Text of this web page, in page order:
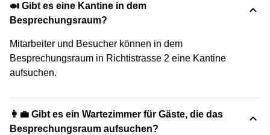
🍛 Gibt es eine Kantine in dem
Besprechungsraum?
Mitarbeiter und Besucher können in dem
Besprechungsraum in Richtistrasse 2 eine Kantine
aufsuchen.
👩‍💼 Gibt es ein Wartezimmer für Gäste, die das
Besprechungsraum aufsuchen?